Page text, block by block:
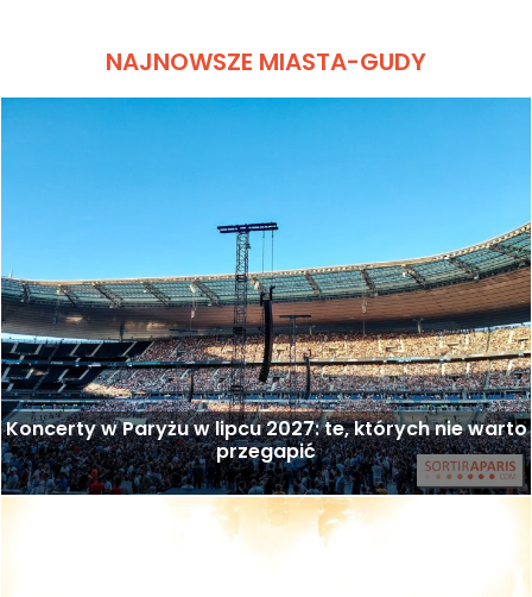
NAJNOWSZE MIASTA-GUDY
Koncerty w Paryżu w lipcu 2027: te, których nie warto
przegapić